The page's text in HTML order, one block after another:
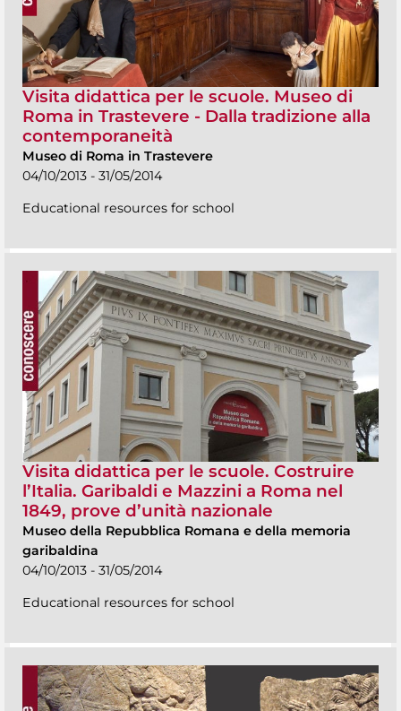
Visita didattica per le scuole. Museo di
Roma in Trastevere - Dalla tradizione alla
contemporaneità
Museo di Roma in Trastevere
04/10/2013 - 31/05/2014
Educational resources for school
Visita didattica per le scuole. Costruire
l’Italia. Garibaldi e Mazzini a Roma nel
1849, prove d’unità nazionale
Museo della Repubblica Romana e della memoria
garibaldina
04/10/2013 - 31/05/2014
Educational resources for school